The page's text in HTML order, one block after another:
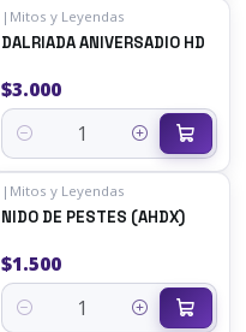
| Mitos y Leyendas
DALRIADA ANIVERSADIO HD
$3.000
Quantity
| Mitos y Leyendas
NIDO DE PESTES (AHDX)
$1.500
Quantity